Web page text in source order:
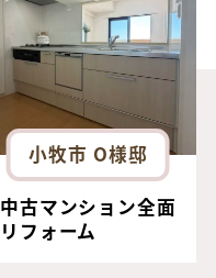
小牧市 O様邸
中古マンション全面
リフォーム